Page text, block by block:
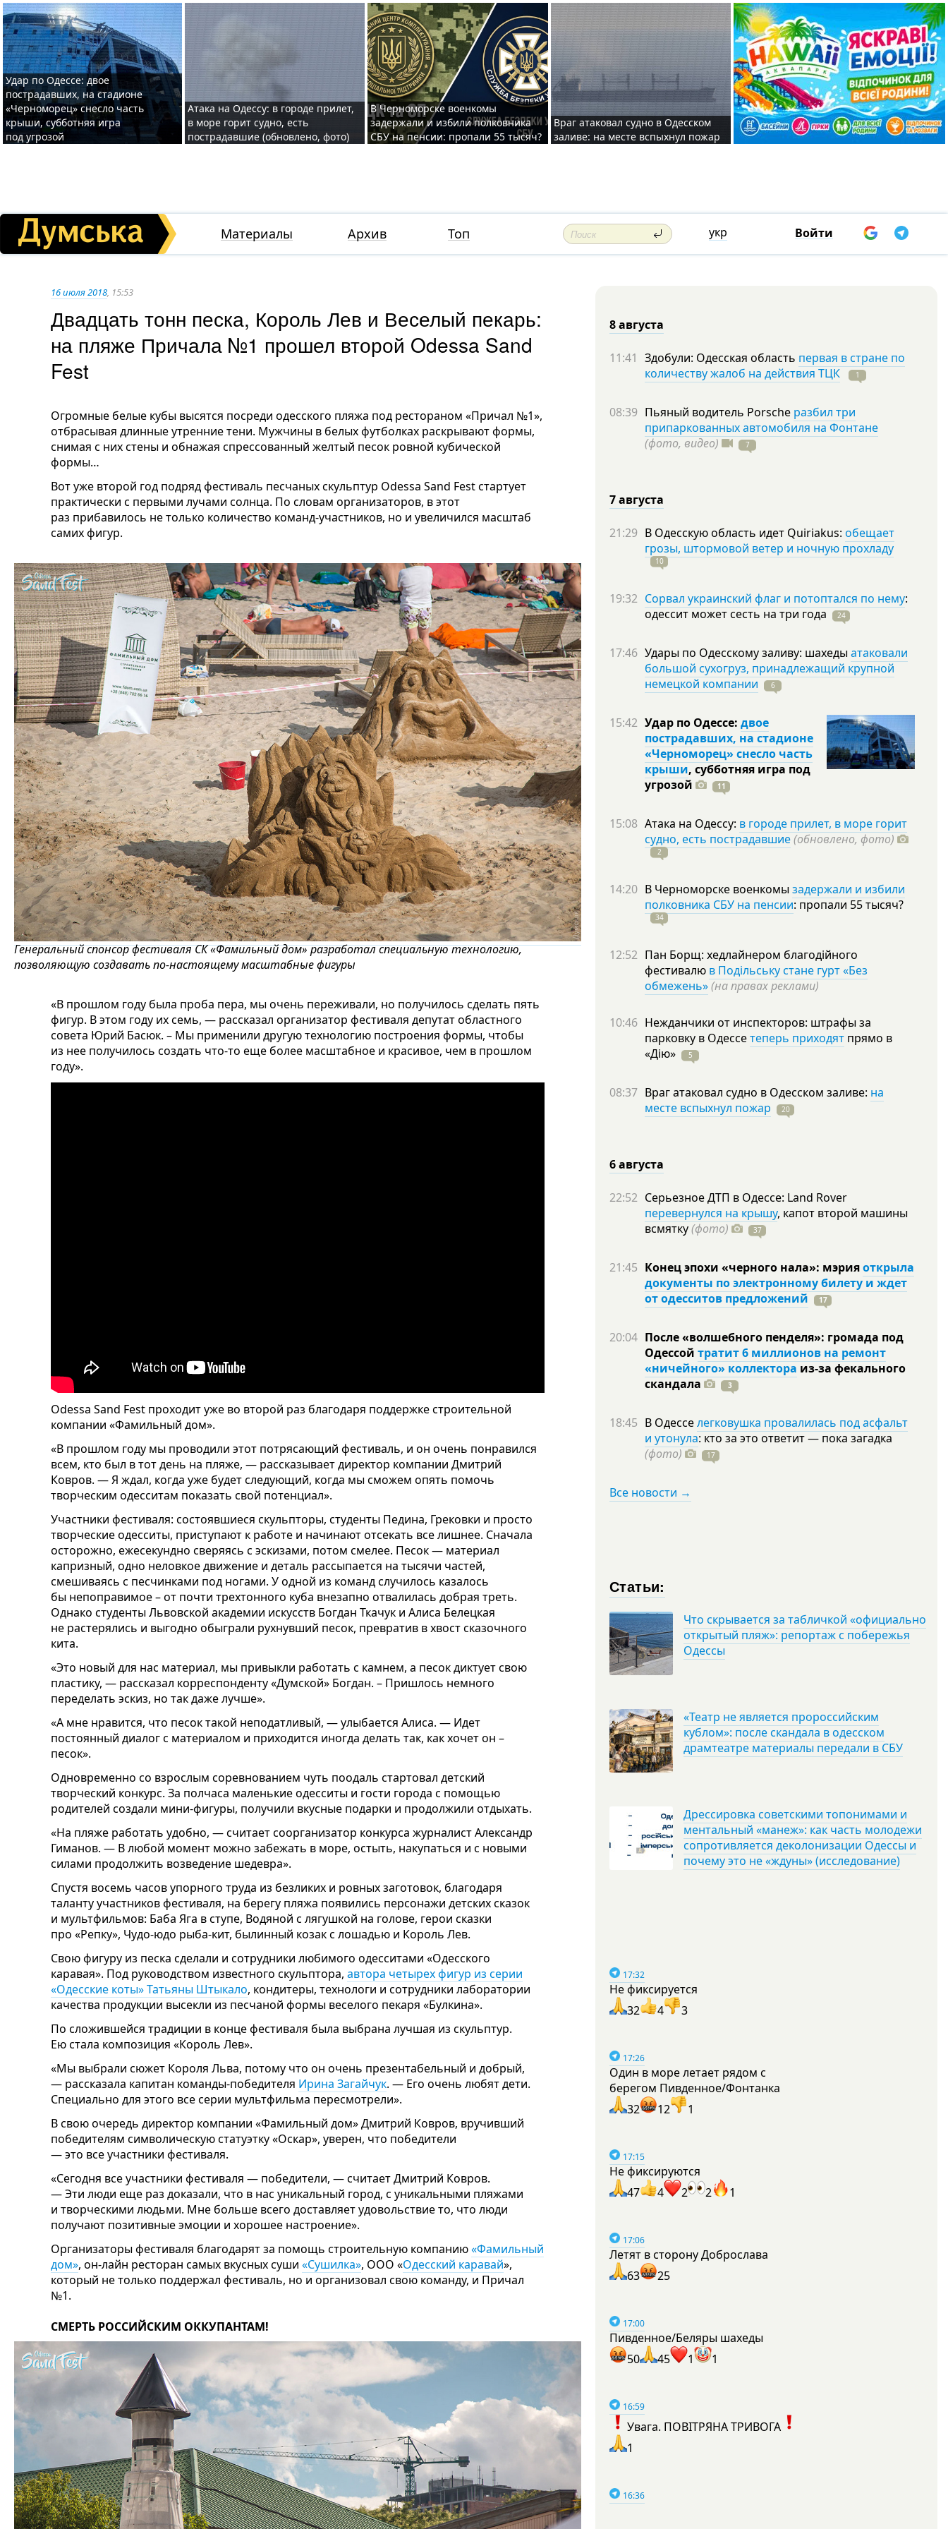
Удар по Одессе: двое
пострадавших, на стадионе
«Черноморец» снесло часть
крыши, субботняя игра
под угрозой
Атака на Одессу: в городе прилет,
в море горит судно, есть
пострадавшие (обновлено, фото)
В Черноморске военкомы
задержали и избили полковника
СБУ на пенсии: пропали 55 тысяч?
Враг атаковал судно в Одесском
заливе: на месте вспыхнул пожар
Материалы Архив Топ укр Войти
16 июля 2018, 15:53
Двадцать тонн песка, Король Лев и Веселый пекарь:
на пляже Причала №1 прошел второй Odessa Sand
Fest
Огромные белые кубы высятся посреди одесского пляжа под рестораном «Причал №1»,
отбрасывая длинные утренние тени. Мужчины в белых футболках раскрывают формы,
снимая с них стены и обнажая спрессованный желтый песок ровной кубической
формы…
Вот уже второй год подряд фестиваль песчаных скульптур Odessa Sand Fest стартует
практически с первыми лучами солнца. По словам организаторов, в этот
раз прибавилось не только количество команд-участников, но и увеличился масштаб
самих фигур.
Генеральный спонсор фестиваля СК «Фамильный дом» разработал специальную технологию,
позволяющую создавать по-настоящему масштабные фигуры
«В прошлом году была проба пера, мы очень переживали, но получилось сделать пять
фигур. В этом году их семь, — рассказал организатор фестиваля депутат областного
совета Юрий Басюк. – Мы применили другую технологию построения формы, чтобы
из нее получилось создать что-то еще более масштабное и красивое, чем в прошлом
году».
Odessa Sand Fest проходит уже во второй раз благодаря поддержке строительной
компании «Фамильный дом».
«В прошлом году мы проводили этот потрясающий фестиваль, и он очень понравился
всем, кто был в тот день на пляже, — рассказывает директор компании Дмитрий
Ковров. — Я ждал, когда уже будет следующий, когда мы сможем опять помочь
творческим одесситам показать свой потенциал».
Участники фестиваля: состоявшиеся скульпторы, студенты Педина, Грековки и просто
творческие одесситы, приступают к работе и начинают отсекать все лишнее. Сначала
осторожно, ежесекундно сверяясь с эскизами, потом смелее. Песок — материал
капризный, одно неловкое движение и деталь рассыпается на тысячи частей,
смешиваясь с песчинками под ногами. У одной из команд случилось казалось
бы непоправимое – от почти трехтонного куба внезапно отвалилась добрая треть.
Однако студенты Львовской академии искусств Богдан Ткачук и Алиса Белецкая
не растерялись и выгодно обыграли рухнувший песок, превратив в хвост сказочного
кита.
«Это новый для нас материал, мы привыкли работать с камнем, а песок диктует свою
пластику, — рассказал корреспонденту «Думской» Богдан. – Пришлось немного
переделать эскиз, но так даже лучше».
«А мне нравится, что песок такой неподатливый, — улыбается Алиса. — Идет
постоянный диалог с материалом и приходится иногда делать так, как хочет он –
песок».
Одновременно со взрослым соревнованием чуть поодаль стартовал детский
творческий конкурс. За полчаса маленькие одесситы и гости города с помощью
родителей создали мини-фигуры, получили вкусные подарки и продолжили отдыхать.
«На пляже работать удобно, — считает соорганизатор конкурса журналист Александр
Гиманов. — В любой момент можно забежать в море, остыть, накупаться и с новыми
силами продолжить возведение шедевра».
Спустя восемь часов упорного труда из безликих и ровных заготовок, благодаря
таланту участников фестиваля, на берегу пляжа появились персонажи детских сказок
и мультфильмов: Баба Яга в ступе, Водяной с лягушкой на голове, герои сказки
про «Репку», Чудо-юдо рыба-кит, былинный козак с лошадью и Король Лев.
Свою фигуру из песка сделали и сотрудники любимого одесситами «Одесского
каравая». Под руководством известного скульптора, автора четырех фигур из серии
«Одесские коты» Татьяны Штыкало, кондитеры, технологи и сотрудники лаборатории
качества продукции высекли из песчаной формы веселого пекаря «Булкина».
По сложившейся традиции в конце фестиваля была выбрана лучшая из скульптур.
Ею стала композиция «Король Лев».
«Мы выбрали сюжет Короля Льва, потому что он очень презентабельный и добрый,
— рассказала капитан команды-победителя Ирина Загайчук. — Его очень любят дети.
Специально для этого все серии мультфильма пересмотрели».
В свою очередь директор компании «Фамильный дом» Дмитрий Ковров, вручивший
победителям символическую статуэтку «Оскар», уверен, что победители
— это все участники фестиваля.
«Сегодня все участники фестиваля — победители, — считает Дмитрий Ковров.
— Эти люди еще раз доказали, что в нас уникальный город, с уникальными пляжами
и творческими людьми. Мне больше всего доставляет удовольствие то, что люди
получают позитивные эмоции и хорошее настроение».
Организаторы фестиваля благодарят за помощь строительную компанию«Фамильный
дом», он-лайн ресторан самых вкусных суши «Сушилка», ООО «Одесский каравай»,
который не только поддержал фестиваль, но и организовал свою команду, и Причал
№1.
СМЕРТЬ РОССИЙСКИМ ОККУПАНТАМ!
8 августа
11:41 Здобули: Одесская область первая в стране по
количеству жалоб на действия ТЦК
1
08:39 Пьяный водитель Porsche разбил три
припаркованных автомобиля на Фонтане
(фото, видео)
7
7 августа
21:29 В Одесскую область идет Quiriakus: обещает
грозы, штормовой ветер и ночную прохладу
10
19:32 Сорвал украинский флаг и потоптался по нему:
одессит может сесть на три года 24
17:46 Удары по Одесскому заливу: шахеды атаковали
большой сухогруз, принадлежащий крупной
немецкой компании
6
15:42 Удар по Одессе: двое
пострадавших, на стадионе
«Черноморец» снесло часть
крыши, субботняя игра под
угрозой
11
15:08 Атака на Одессу: в городе прилет, в море горит
судно, есть пострадавшие(обновлено, фото)
2
14:20 В Черноморске военкомы задержали и избили
полковника СБУ на пенсии: пропали 55тысяч?
34
12:52 Пан Борщ: хедлайнером благодійного
фестивалю в Подільську стане гурт «Без
обмежень»(на правах реклами)
10:46 Нежданчики от инспекторов: штрафы за
парковку в Одессетеперь приходят прямо в
«Дію»
5
08:37 Враг атаковал судно в Одесском заливе: на
месте вспыхнул пожар
20
6 августа
22:52 Серьезное ДТП в Одессе: Land Rover
перевернулся на крышу, капот второй машины
всмятку(фото) 37
21:45 Конец эпохи «черного нала»: мэрияоткрыла
документы по электронному билету и ждет
от одесситов предложений
17
20:04 После «волшебного пенделя»: громада под
Одессой тратит 6 миллионов на ремонт
«ничейного» коллектора из-за фекального
скандала
3
18:45 В Одесселегковушка провалилась под асфальт
и утонула: кто за это ответит — пока загадка
(фото)
17
Все новости →
Статьи:
Что скрывается за табличкой «официально
открытый пляж»: репортаж с побережья
Одессы
«Театр не является пророссийским
кублом»: после скандала в одесском
драмтеатре материалы передали в СБУ
Дрессировка советскими топонимами и
ментальный «манеж»: как часть молодежи
сопротивляется деколонизации Одессы и
почему это не «ждуны» (исследование)
17:32
Не фиксируется
32
4 3
17:26
Один в море летает рядом с
берегом Пивденное/Фонтанка
32
12 1
17:15
Не фиксируются
47
4 2 2 1
17:06
Летят в сторону Доброслава
63
25
17:00
Пивденное/Беляры шахеды
50
45 1 1
16:59
Увага. ПОВІТРЯНА ТРИВОГА
1
16:36